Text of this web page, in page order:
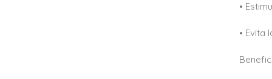
•
• Evita